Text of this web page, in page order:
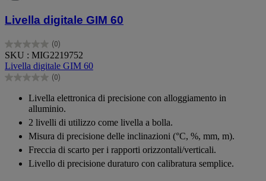
Livella digitale GIM 60
(0)
0.0
su
5
stelle.
SKU : MIG2219752
Livella digitale GIM 60
(0)
0.0
Livella elettronica di precisione con alloggiamento in
alluminio.
2 livelli di utilizzo come livella a bolla.
Misura di precisione delle inclinazioni (°C, %, mm, m).
Freccia di scarto per i rapporti orizzontali/verticali.
Livello di precisione duraturo con calibratura semplice.